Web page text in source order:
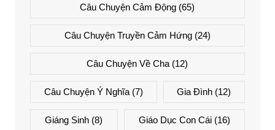
Câu Chuyện Cảm Động (65)
Câu Chuyện Truyền Cảm Hứng(24)
Câu Chuyện Về Cha (12)
Câu Chuyện Ý Nghĩa(7) Gia Đình (12)
Giáng Sinh (8) Giáo Dục Con Cái(16)